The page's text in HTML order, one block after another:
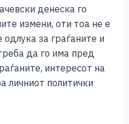
at
s
A
p
p
er ai
l
p
y
Li
n
k
ar
e
денеска го
измени, оти тоа не е
за граѓаните и
да го има пред
интересот на
личниот политички